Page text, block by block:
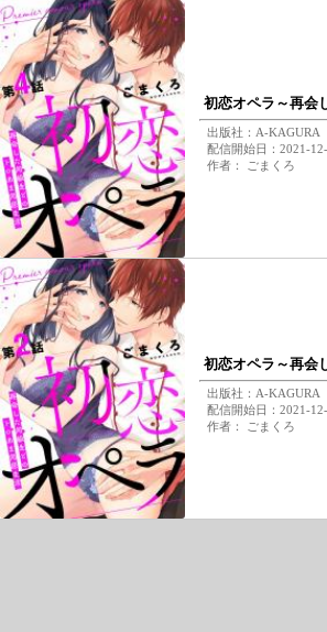
初恋オペラ～再会
出版社：A-KAGURA
配信開始日：2021-
作者： ごまくろ
初恋オペラ～再会
出版社：A-KAGURA
配信開始日：2021-
作者： ごまくろ